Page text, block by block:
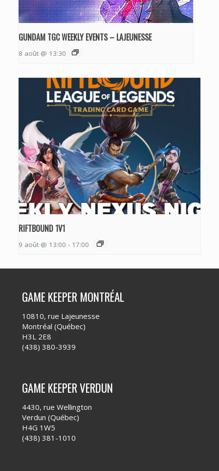
GUNDAM TGC WEEKLY EVENTS – LAJEUNESSE
8 août @ 13:30
RIFTBOUND 1V1
9 août @ 13:00 - 17:00
GAME KEEPER MONTRÉAL
10810, rue Lajeunesse
Montréal (Québec)
H3L 2E8
(438) 380-3939
GAME KEEPER VERDUN
4430, rue Wellington
Verdun (Québec)
H4G 1W5
(438) 381-1010